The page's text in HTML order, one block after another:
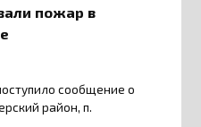
пожар в
сообщение о
район, п.